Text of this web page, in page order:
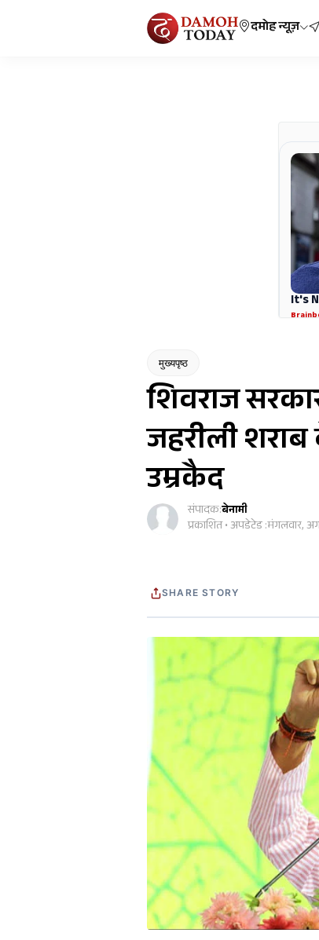
दमोह न्यूज़
मुख्यपृष्ठ
शिवराज
जहरीली
उम्रकैद
संपादक:बेनामी
प्रकाशित • अपडेटेड :मंगलवार,
SHARE STORY